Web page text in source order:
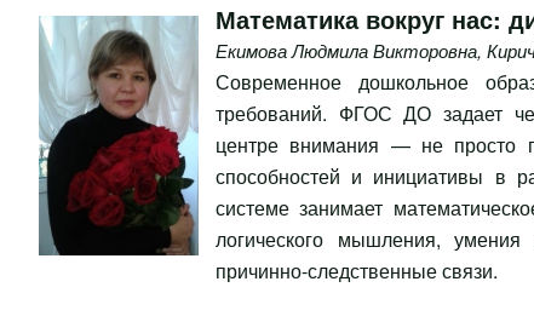
Математика вокруг нас:
Екимова Людмила Викторовна,
Современное дошкольное
требований. ФГОС ДО задает
центре внимания — не просто
способностей и инициативы в
системе занимает
логического мышления, умения
причинно-следственные связи.